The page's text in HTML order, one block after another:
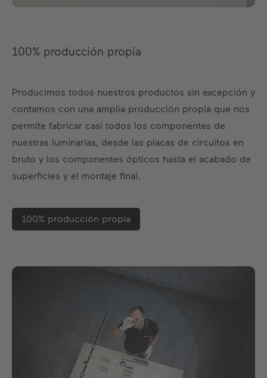
100% producción propia
Producimos todos nuestros productos sin excepción y
contamos con una amplia producción propia que nos
permite fabricar casi todos los componentes de
nuestras luminarias, desde las placas de circuitos en
bruto y los componentes ópticos hasta el acabado de
superficies y el montaje final.
100% producción propia